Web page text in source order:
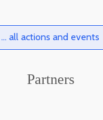
... all actions and events
Partners